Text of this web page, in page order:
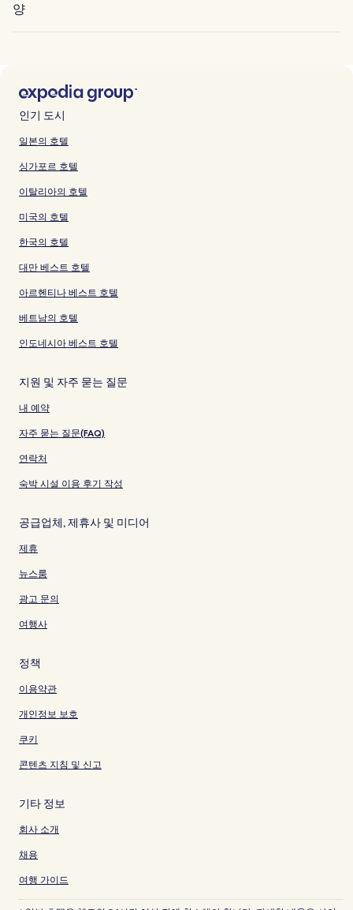
양
인기 도시
일본의 호텔
싱가포르 호텔
이탈리아의 호텔
미국의 호텔
한국의 호텔
대만 베스트 호텔
아르헨티나 베스트 호텔
베트남의 호텔
인도네시아 베스트 호텔
지원 및 자주 묻는 질문
내 예약
자주 묻는 질문(FAQ)
연락처
숙박 시설 이용 후기 작성
공급업체, 제휴사 및 미디어
제휴
뉴스룸
광고 문의
여행사
정책
이용약관
개인정보 보호
쿠키
콘텐츠 지침 및 신고
기타 정보
회사 소개
채용
여행 가이드